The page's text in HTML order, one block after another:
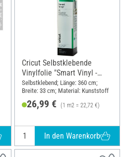
Cricut Selbstklebende
Vinylfolie "Smart Vinyl -
Removable", 33 x 360 cm
Selbstklebend; Länge: 360 cm;
Breite: 33 cm; Material: Kunststoff
26,99 € (1 m2 = 22,72 €)
In den Warenkorb